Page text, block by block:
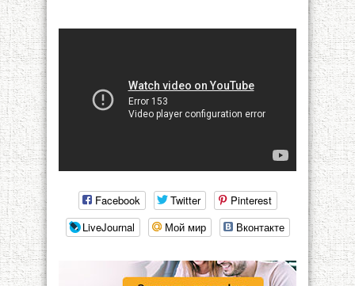
Facebook Twitter
Pinterest
LiveJournal
Мой мир Вконтакте